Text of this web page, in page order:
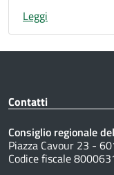
Leggi
Contatti
Consiglio regionale
Piazza Cavour 23 -
Codice fiscale